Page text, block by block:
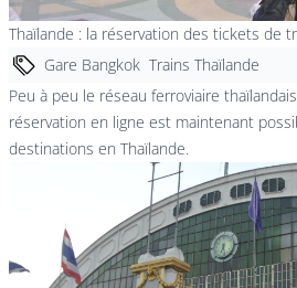
Thaïlande : la réservation des tickets de
Gare Bangkok Trains Thaïlande
Peu à peu le réseau ferroviaire
réservation en ligne est maintenant
destinations en Thaïlande.